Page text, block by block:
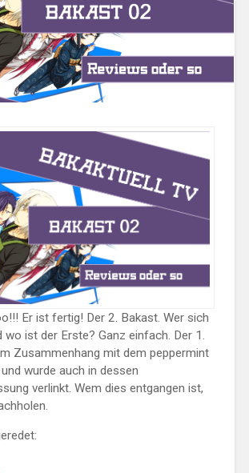
Er ist fertig! Der 2. Bakast. Wer sich
wo ist der Erste? Ganz einfach. Der 1.
Zusammenhang mit dem peppermint
wurde auch in dessen
verlinkt. Wem dies entgangen ist,